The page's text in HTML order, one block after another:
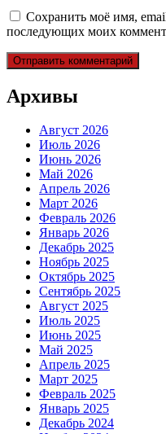
Сохранить моё имя,
последующих моих
Архивы
Август 2026
Июль 2026
Июнь 2026
Май 2026
Апрель 2026
Март 2026
Февраль 2026
Январь 2026
Декабрь 2025
Ноябрь 2025
Октябрь 2025
Сентябрь 2025
Август 2025
Июль 2025
Июнь 2025
Май 2025
Апрель 2025
Март 2025
Февраль 2025
Январь 2025
Декабрь 2024